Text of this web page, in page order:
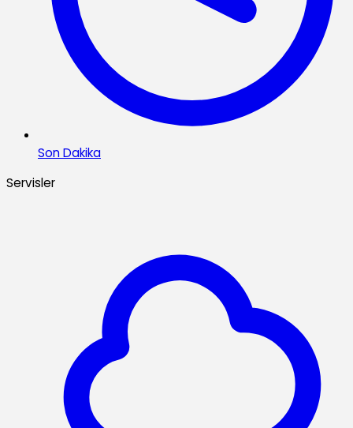
Son Dakika
Servisler